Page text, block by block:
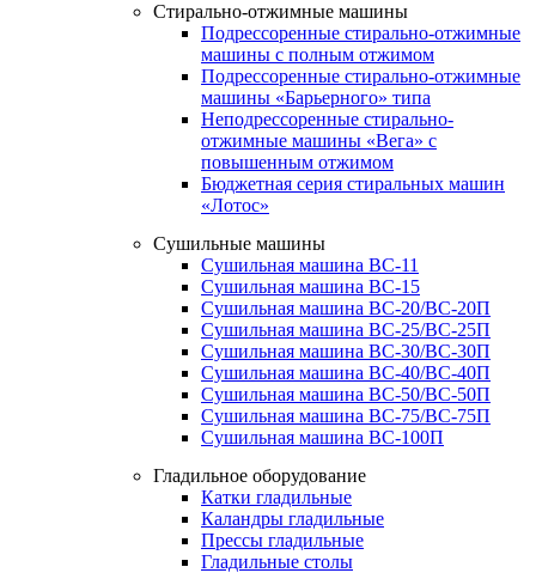
Стирально-отжимные машины
Подрессоренные стирально-отжимные
машины с полным отжимом
Подрессоренные стирально-отжимные
машины «Барьерного» типа
Неподрессоренные стирально-
отжимные машины «Вега» с
повышенным отжимом
Бюджетная серия стиральных машин
«Лотос»
Сушильные машины
Сушильная машина ВС-11
Сушильная машина ВС-15
Сушильная машина ВС-20/ВС-20П
Сушильная машина ВС-25/ВС-25П
Сушильная машина ВС-30/ВС-30П
Сушильная машина ВС-40/ВС-40П
Сушильная машина ВС-50/ВС-50П
Сушильная машина ВС-75/ВС-75П
Сушильная машина ВС-100П
Гладильное оборудование
Катки гладильные
Каландры гладильные
Прессы гладильные
Гладильные столы